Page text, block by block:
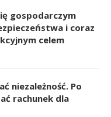
gospodarczym
i coraz
celem
niezależność. Po
rachunek dla